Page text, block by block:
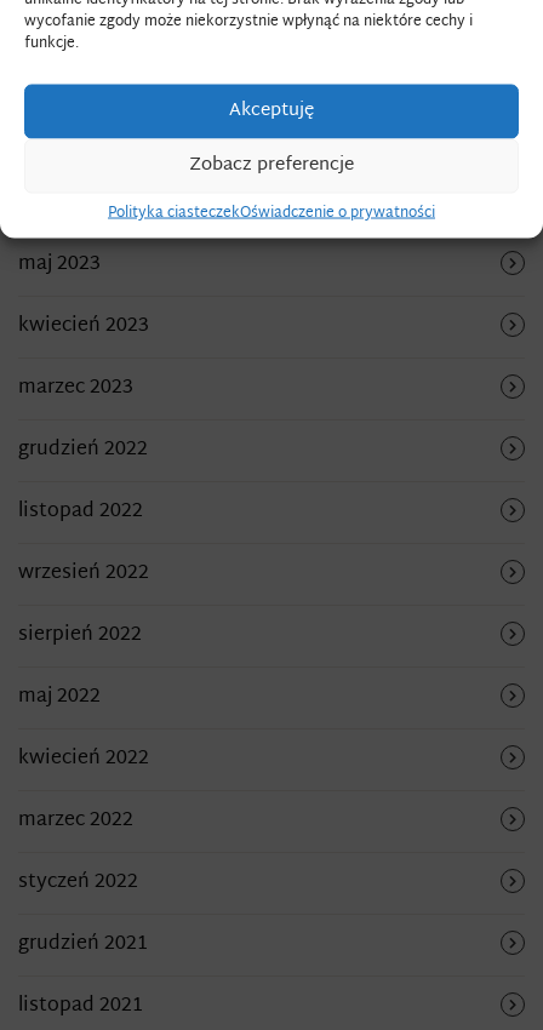
wycofanie zgody może niekorzystnie wpłynąć na niektóre cechy i
funkcje.
Akceptuję
Zobacz preferencje
Polityka ciasteczekOświadczenie o prywatności
grudzień 2023
sierpień 2023
lipiec 2023
czerwiec 2023
maj 2023
kwiecień 2023
marzec 2023
grudzień 2022
listopad 2022
wrzesień 2022
sierpień 2022
maj 2022
kwiecień 2022
marzec 2022
styczeń 2022
grudzień 2021
listopad 2021